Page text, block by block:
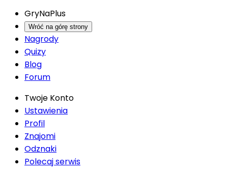
GryNaPlus
Wróć na górę strony
Nagrody
Quizy
Blog
Forum
Twoje Konto
Ustawienia
Profil
Znajomi
Odznaki
Polecaj serwis